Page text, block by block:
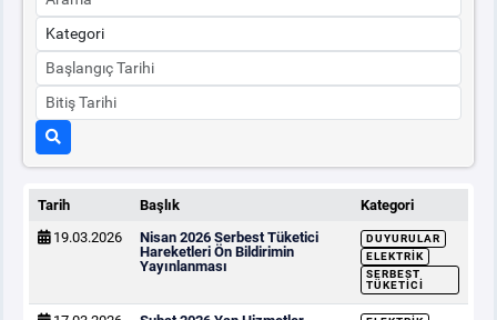
TEMİNAT
BÜLTENLER
DUYURULAR
BT HİZMET YÖNETİM SİSTEMİ POLİTİKAMIZ
Tarih Başlık
Kategori
19.03.2026
Nisan 2026 Serbest Tüketici
Hareketleri Ön Bildirimin
Yayınlanması
DUYURULAR
ELEKTRIK
SERBEST
TÜKETICI